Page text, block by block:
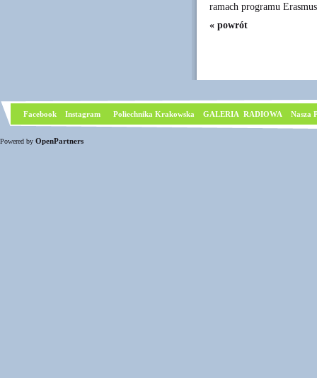
ramach programu
« powrót
Facebook Instagram Poliechnika Krakowska GALERIA RADIOWA Nasza
Powered by OpenPartners